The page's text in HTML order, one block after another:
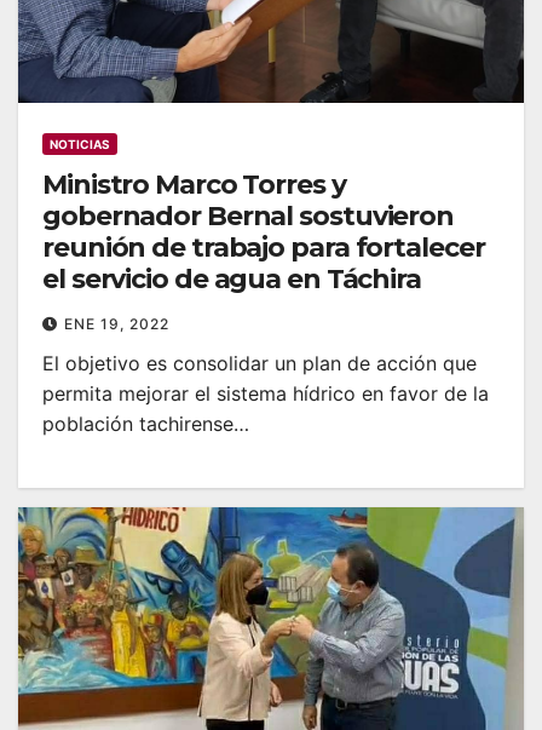
NOTICIAS
Ministro Marco Torres y
gobernador Bernal sostuvieron
reunión de trabajo para fortalecer
el servicio de agua en Táchira
ENE 19, 2022
El objetivo es consolidar un plan de acción que
permita mejorar el sistema hídrico en favor de la
población tachirense…